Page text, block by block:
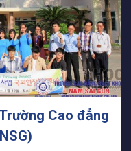
Cao đẳng